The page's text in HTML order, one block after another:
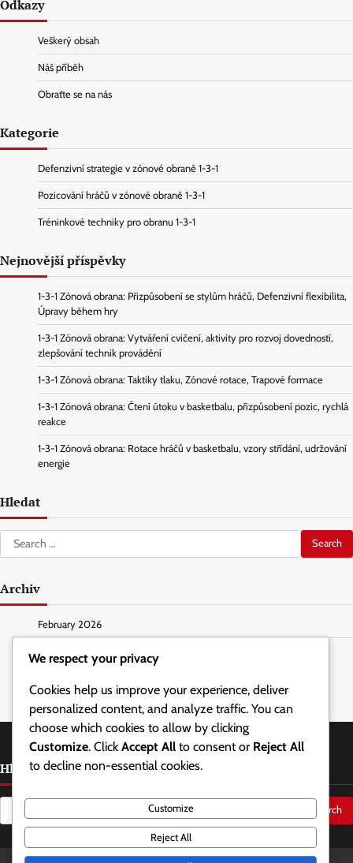
Odkazy
Veškerý obsah
Náš příběh
Obraťte se na nás
Kategorie
Defenzivní strategie v zónové obraně 1-3-1
Pozicování hráčů v zónové obraně 1-3-1
Tréninkové techniky pro obranu 1-3-1
Nejnovější příspěvky
1-3-1 Zónová obrana: Přizpůsobení se stylům hráčů, Defenzivní flexibilita,
Úpravy během hry
1-3-1 Zónová obrana: Vytváření cvičení, aktivity pro rozvoj dovedností,
zlepšování technik provádění
1-3-1 Zónová obrana: Taktiky tlaku, Zónové rotace, Trapové formace
1-3-1 Zónová obrana: Čtení útoku v basketbalu, přizpůsobení pozic, rychlá
reakce
1-3-1 Zónová obrana: Rotace hráčů v basketbalu, vzory střídání, udržování
energie
Hledat
Search
for:
Archiv
February 2026
January 2026
Hledat
Search
for:
We respect your privacy
Cookies help us improve your experience, deliver
personalized content, and analyze traffic. You can
choose which cookies to allow by clicking
Customize. Click Accept All to consent or Reject All
to decline non-essential cookies.
Customize
Reject All